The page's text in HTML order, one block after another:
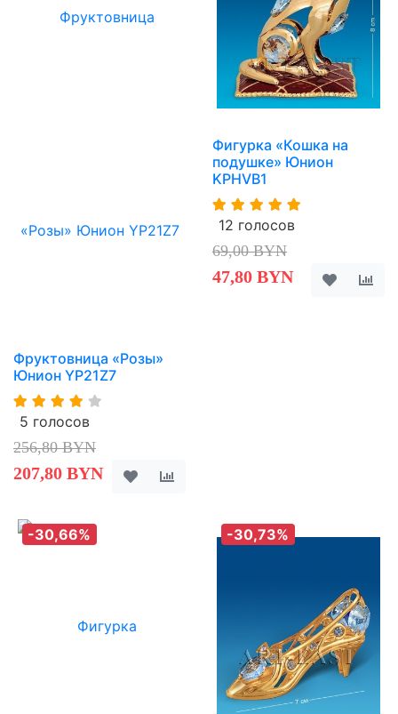
Фруктовница «Розы»
Юнион YP21Z7
5 голосов
256,80 BYN
207,80 BYN
Фигурка «Кошка на
подушке» Юнион
KPHVB1
12 голосов
69,00 BYN
47,80 BYN
-30,66% -30,73%